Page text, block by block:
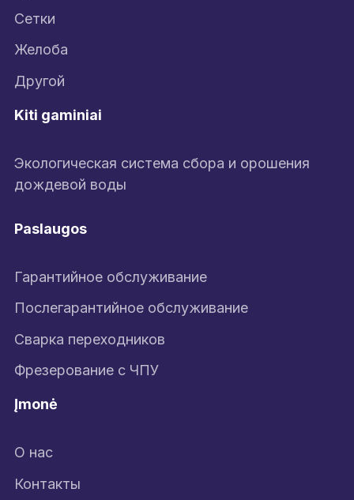
Сетки
Желоба
Другой
Kiti gaminiai
Экологическая система сбора и орошения
дождевой воды
Paslaugos
Гарантийное обслуживание
Послегарантийное обслуживание
Сварка переходников
Фрезерование с ЧПУ
Įmonė
О нас
Контакты